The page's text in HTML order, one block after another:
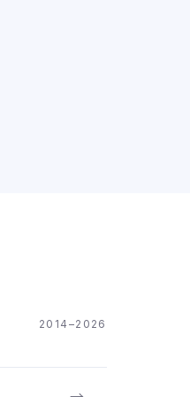
2014–2026